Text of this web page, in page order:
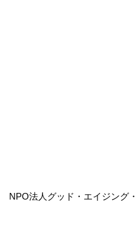
NPO法人グッド・エイジング